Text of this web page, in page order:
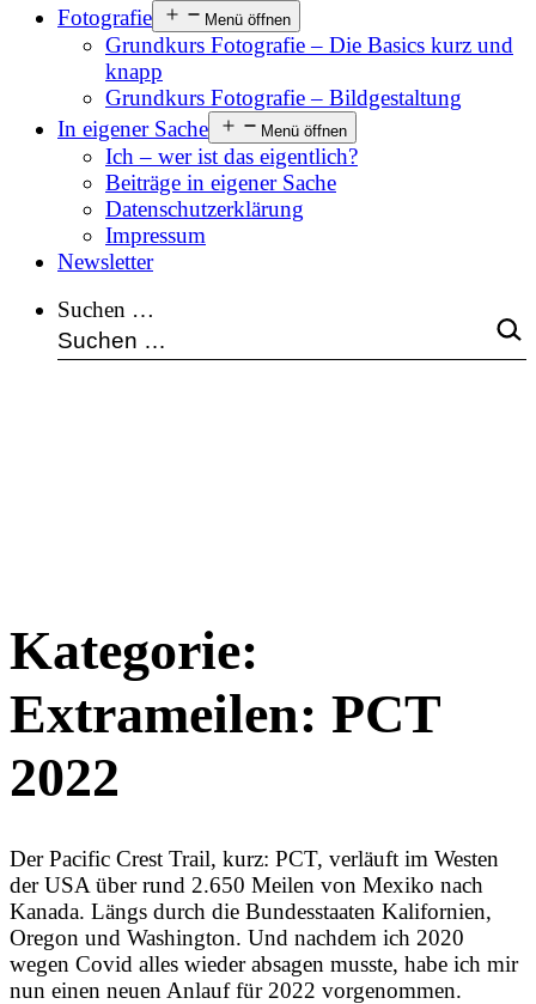
Fotografie
Menü öffnen
Grundkurs Fotografie – Die Basics kurz und
knapp
Grundkurs Fotografie – Bildgestaltung
In eigener Sache
Menü öffnen
Ich – wer ist das eigentlich?
Beiträge in eigener Sache
Datenschutzerklärung
Impressum
Newsletter
Suchen …
Kategorie:
Extrameilen: PCT
2022
Der Pacific Crest Trail, kurz: PCT, verläuft im Westen
der USA über rund 2.650 Meilen von Mexiko nach
Kanada. Längs durch die Bundesstaaten Kalifornien,
Oregon und Washington. Und nachdem ich 2020
wegen Covid alles wieder absagen musste, habe ich mir
nun einen neuen Anlauf für 2022 vorgenommen.